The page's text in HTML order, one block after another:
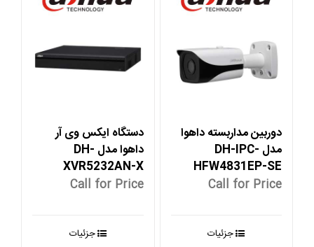
دوربین مداربسته داهوا
مدل DH-IPC-
HFW4831EP-SE
Call for Price
جزئیات
دستگاه ایکس وی آر
داهوا مدل DH-
XVR5232AN-X
Call for Price
جزئیات